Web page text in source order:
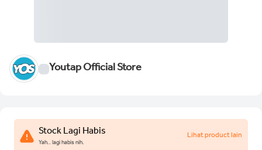
Youtap Official Store
Stock Lagi Habis
Yah.. lagi habis nih.
Lihat product lain